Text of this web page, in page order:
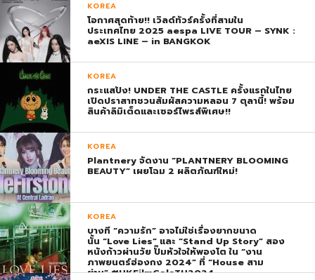
KOREA
โอกาศสุดท้าย!! เวิลด์ทัวร์ครั้งที่สามใน
ประเทศไทย 2025 aespa LIVE TOUR – SYNK :
aeXIS LINE – in BANGKOK
KOREA
กระแสปัง! UNDER THE CASTLE ครั้งแรกในไทย
เปิดปราสาทชวนสัมผัสความหลอน 7 ตุลานี้! พร้อม
สินค้าลิมิเต็ดและเซอร์ไพรส์พิเศษ!!
KOREA
Plantnery จัดงาน “PLANTNERY BLOOMING
BEAUTY” เผยโฉม 2 ผลิตภัณฑ์ใหม่!
KOREA
บางที “ความรัก” อาจไม่ใช่เรื่องยากขนาด
นั้น “Love Lies” และ “Stand Up Story” สอง
หนังก้าวผ่านวัย ปั๊มหัวใจให้พองโต ใน “งาน
ภาพยนตร์ฮ่องกง 2024” ที่ “House สาม
ย่าน” #HKFilmGalaTH2024